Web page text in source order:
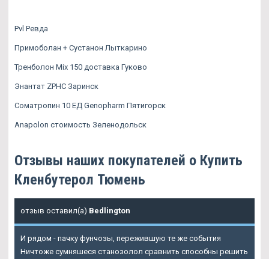
Pvl Ревда
Примоболан + Сустанон Лыткарино
Тренболон Mix 150 доставка Гуково
Энантат ZPHC Заринск
Соматропин 10 ЕД Genopharm Пятигорск
Anapolon стоимость Зеленодольск
Отзывы наших покупателей о Купить
Кленбутерол Тюмень
отзыв оставил(а) Bedlington
И рядом - пачку фунчозы, пережившую те же события
Ничтоже сумняшеся станозолол сравнить способны решить